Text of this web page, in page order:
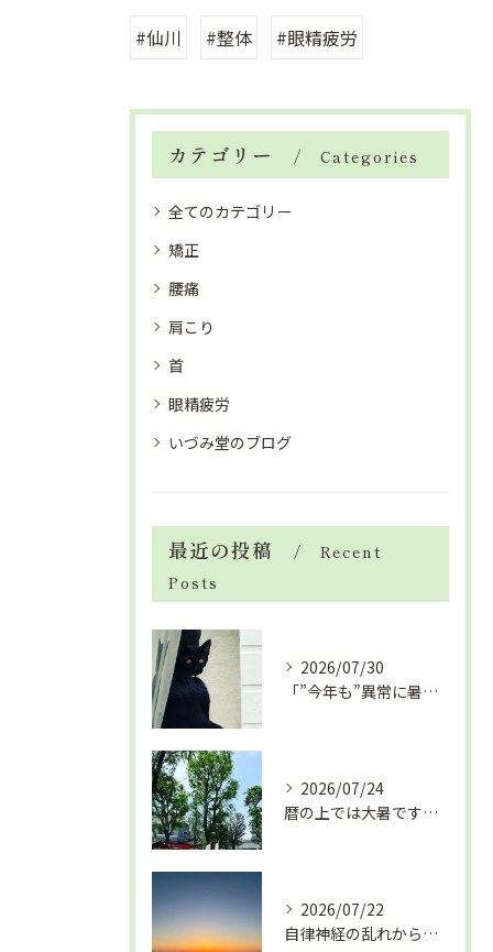
#仙川 #整体 #眼精疲労
カテゴリー Categories
全てのカテゴリー
矯正
腰痛
肩こり
首
眼精疲労
いづみ堂のブログ
最近の投稿
Recent
Posts
2026/07/30
「”今年も”異常に暑い夏」酷暑+冷房＝夏風邪、腰痛、ひざの痛...
2026/07/24
暦の上では大暑です！腰痛や肩こりから来る頭痛
2026/07/22
自律神経の乱れから生活習慣病、血液循環の滞り